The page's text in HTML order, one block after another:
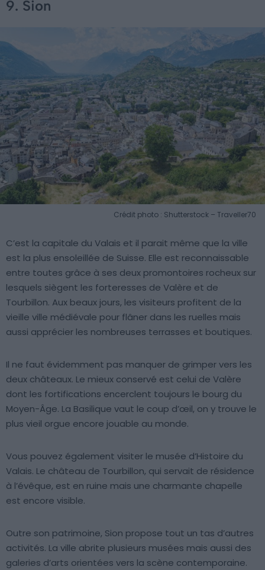
9. Sion
Crédit photo : Shutterstock – Traveller70
C’est la capitale du Valais et il parait même que la ville
est la plus ensoleillée de Suisse. Elle est reconnaissable
entre toutes grâce à ses deux promontoires rocheux sur
lesquels siègent les forteresses de Valère et de
Tourbillon. Aux beaux jours, les visiteurs profitent de la
vieille ville médiévale pour flâner dans les ruelles mais
aussi apprécier les nombreuses terrasses et boutiques.
Il ne faut évidemment pas manquer de grimper vers les
deux châteaux. Le mieux conservé est celui de Valère
dont les fortifications encerclent toujours le bourg du
Moyen-Âge. La Basilique vaut le coup d’œil, on y trouve le
plus vieil orgue encore jouable au monde.
Vous pouvez également visiter le musée d’Histoire du
Valais. Le château de Tourbillon, qui servait de résidence
à l’évêque, est en ruine mais une charmante chapelle
est encore visible.
Outre son patrimoine, Sion propose tout un tas d’autres
activités. La ville abrite plusieurs musées mais aussi des
galeries d’arts orientées vers la scène contemporaine.